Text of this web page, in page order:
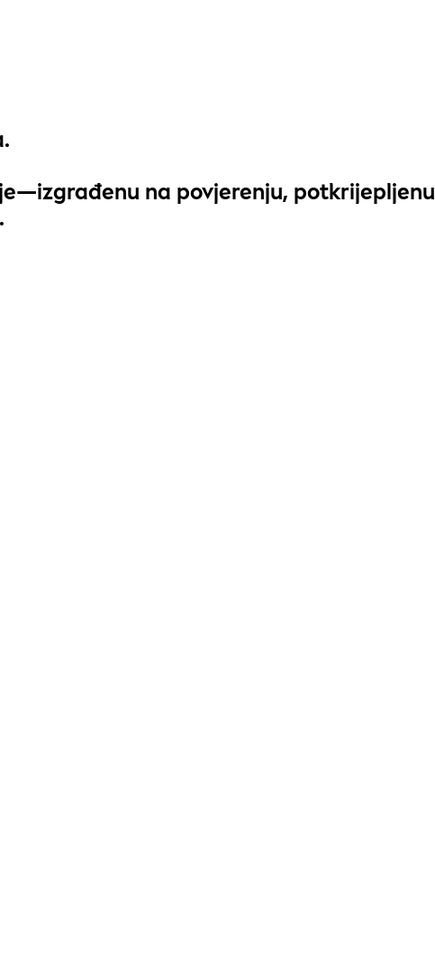
.
—izgrađenu na povjerenju, potkrijepljenu